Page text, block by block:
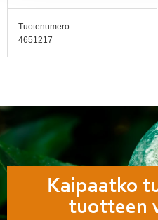
Tuotenumero
4651217
Kaipaatko
tuotteen